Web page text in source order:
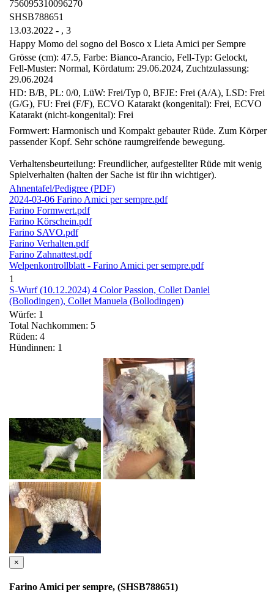
756095310096270
SHSB788651
13.03.2022 - , 3
Happy Momo del sogno del Bosco x Lieta Amici per Sempre
Grösse (cm): 47.5, Farbe: Bianco-Arancio, Fell-Typ: Gelockt,
Fell-Muster: Normal, Kördatum: 29.06.2024, Zuchtzulassung:
29.06.2024
HD: B/B, PL: 0/0, LüW: Frei/Typ 0, BFJE: Frei (A/A), LSD: Frei
(G/G), FU: Frei (F/F), ECVO Katarakt (kongenital): Frei, ECVO
Katarakt (nicht-kongenital): Frei
Formwert: Harmonisch und Kompakt gebauter Rüde. Zum Körper
passender Kopf. Sehr schöne raumgreifende bewegung.
Verhaltensbeurteilung: Freundlicher, aufgestellter Rüde mit wenig
Spielverhalten (halten der Sache ist für ihn wichtiger).
Ahnentafel/Pedigree (PDF)
2024-03-06 Farino Amici per sempre.pdf
Farino Formwert.pdf
Farino Körschein.pdf
Farino SAVO.pdf
Farino Verhalten.pdf
Farino Zahnattest.pdf
Welpenkontrollblatt - Farino Amici per sempre.pdf
1
S-Wurf (10.12.2024) 4 Color Passion, Collet Daniel
(Bollodingen), Collet Manuela (Bollodingen)
Würfe: 1
Total Nachkommen: 5
Rüden: 4
Hündinnen: 1
×
Farino Amici per sempre, (SHSB788651)